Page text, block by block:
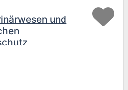
und